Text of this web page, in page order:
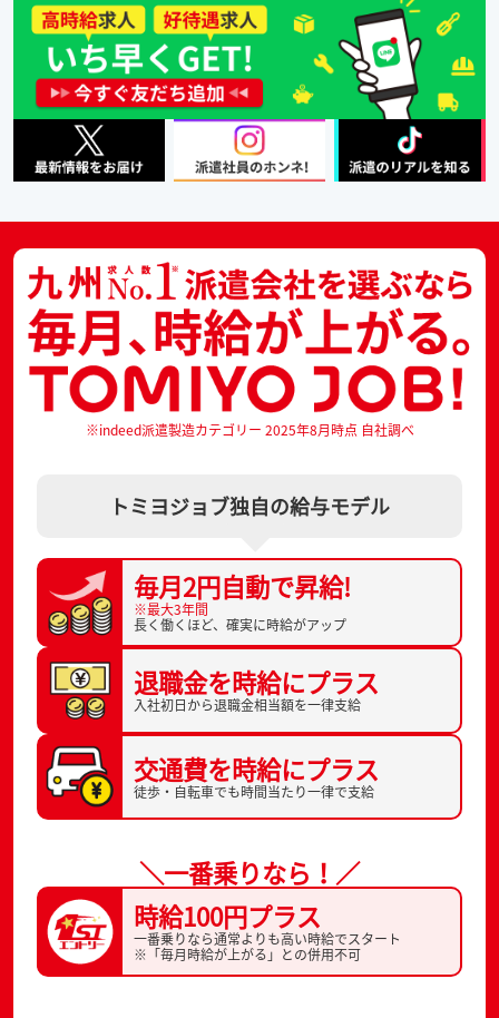
※indeed派遣製造カテゴリー 2025年8月時点 自社調べ
トミヨジョブ独自の給与モデル
毎月2円自動で昇給!
※最大3年間
長く働くほど、 確実に時給がアップ
退職金を時給にプラス
入社初日から退職金相当額を一律支給
交通費を時給にプラス
徒歩・自転車でも時間当たり一律で支給
＼一番乗りなら！／
時給100円プラス
一番乗りなら通常よりも高い時給でスタート
※「毎月時給が上がる」との併用不可